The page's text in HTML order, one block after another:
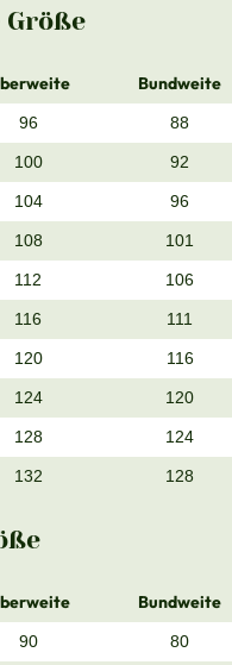
Bundweite
96 88
100 92
104 96
108 101
112 106
116 111
120 116
124 120
128 124
132 128
Bundweite
90 80